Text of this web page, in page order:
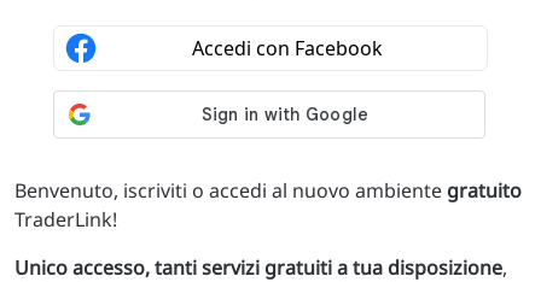
Benvenuto, iscriviti o accedi al nuovo ambiente gratuito
TraderLink!
Unico accesso, tanti servizi gratuiti a tua disposizione,